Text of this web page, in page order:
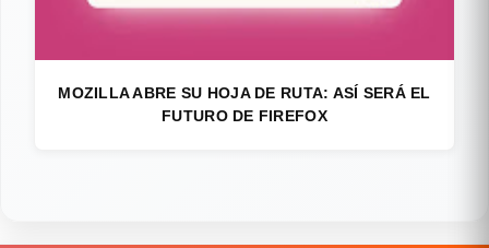
MOZILLA ABRE SU HOJA DE RUTA: ASÍ SERÁ EL
FUTURO DE FIREFOX